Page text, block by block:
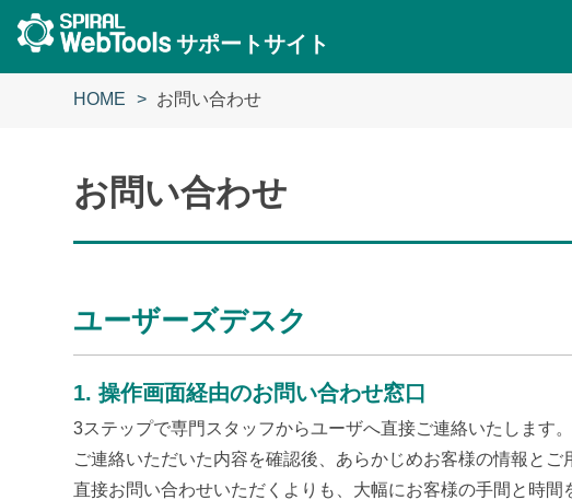
サポートサイト
HOME お問い合わせ
お問い合わせ
ユーザーズデスク
1. 操作画面経由のお問い合わせ窓口
3ステップで専門スタッフからユーザへ直接ご連絡いたします。
ご連絡いただいた内容を確認後、あらかじめお客様の情報と
直接お問い合わせいただくよりも、大幅にお客様の手間と時間